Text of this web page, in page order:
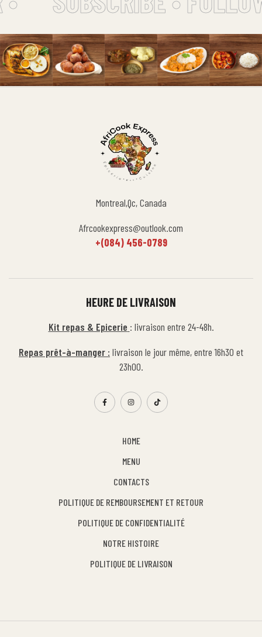
Montreal,Qc, Canada
Afrcookexpress@outlook.com
+(084) 456-0789
HOME
MENU
CONTACTS
POLITIQUE DE REMBOURSEMENT ET RETOUR
POLITIQUE DE CONFIDENTIALITÉ
NOTRE HISTOIRE
POLITIQUE DE LIVRAISON
HEURE DE LIVRAISON
Kit repas & Epicerie : livraison entre 24-48h.
Repas prêt-à-manger : livraison le jour même, entre 16h30 et
23h00.